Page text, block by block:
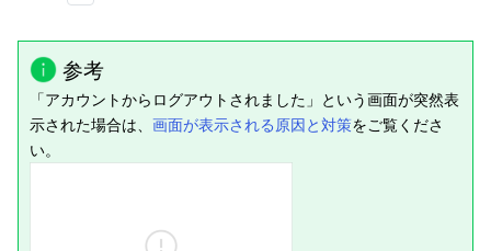
参考
「アカウントからログアウトされました」という画面が突然表
示された場合は、 画面が表示される原因と対策をご覧くださ
い。